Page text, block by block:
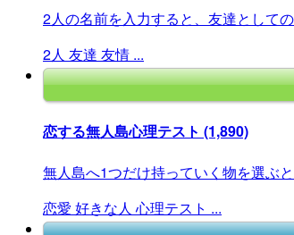
2人の名前を入力すると、友達として
2人 友達 友情 ...
恋する無人島心理テスト (1,890)
無人島へ1つだけ持っていく物を選ぶ
恋愛 好きな人 心理テスト ...